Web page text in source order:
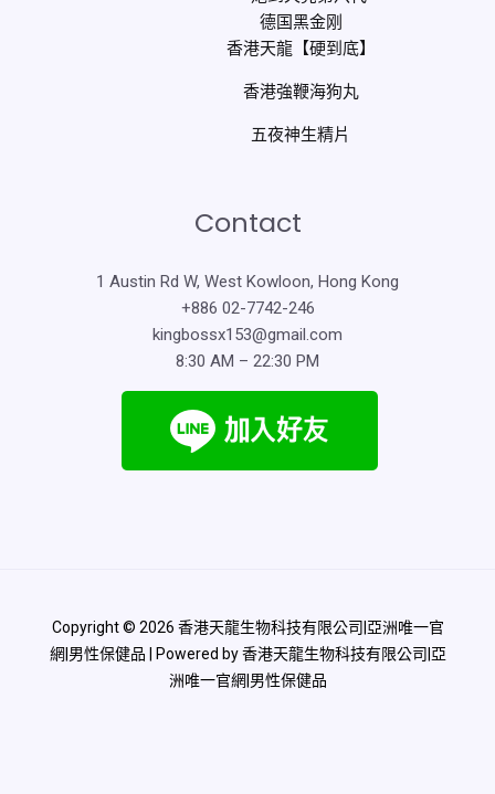
德国黑金刚
香港天龍【硬到底】
香港強鞭海狗丸
五夜神生精片
Contact
1 Austin Rd W, West Kowloon, Hong Kong
+886 02-7742-246
kingbossx153@gmail.com
8:30 AM – 22:30 PM
Copyright © 2026 香港天龍生物科技有限公司|亞洲唯一官
網|男性保健品 | Powered by 香港天龍生物科技有限公司|亞
洲唯一官網|男性保健品